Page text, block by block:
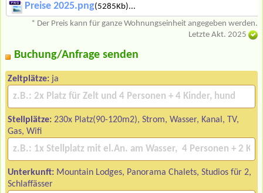
Preise 2025.png(5285Kb)...
* Der Preis kann für ganze Wohnungseinheit angegeben werden.
Letzte Akt. 2025
Buchung/Anfrage senden
Zeltplätze: ja
Stellplätze: 230x Platz(90-120m2), Strom, Wasser, Kanal, TV,
Gas, Wifi
Unterkunft: Mountain Lodges, Panorama Chalets, Studios für 2,
Schlaffässer